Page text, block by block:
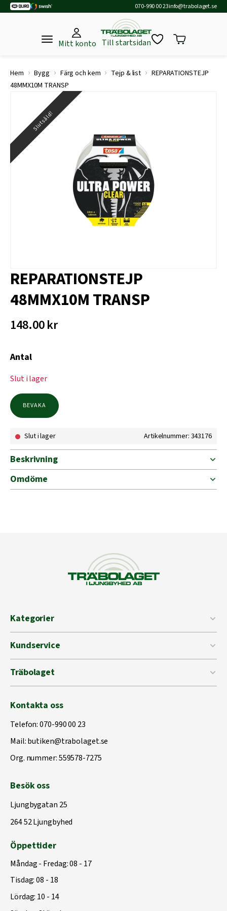
070-990 00 23info@trabolaget.se
Mitt konto Till startsidan
Hem › Bygg › Färg och kem › Tejp & list › REPARATIONSTEJP
48MMX10M TRANSP
Slutsåld!
REPARATIONSTEJP
48MMX10M TRANSP
148.00kr
Antal
Slut i lager
BEVAKA
Slut i lager Artikelnummer: 343176
Beskrivning
Omdöme
Kategorier
Kundservice
Träbolaget
Kontakta oss
Telefon:070-990 00 23
Mail:butiken@trabolaget.se
Org. nummer: 559578-7275
Besök oss
Ljungbygatan 25
264 52 Ljungbyhed
Öppettider
Måndag - Fredag: 08 - 17
Tisdag: 08 - 18
Lördag: 10 - 14